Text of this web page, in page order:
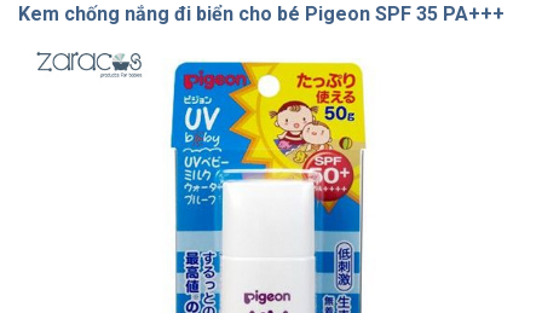
Kem chống nắng đi biển cho bé Pigeon SPF 35 PA+++